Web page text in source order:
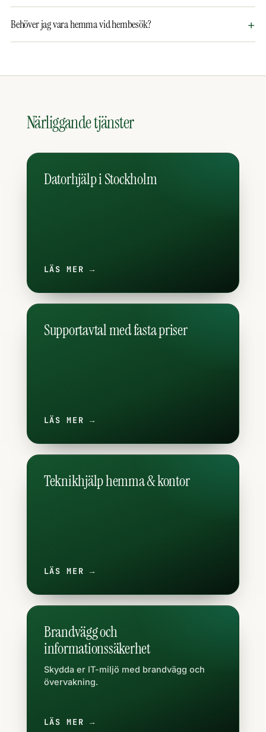
Behöver jag vara hemma vid hembesök?
Närliggande tjänster
Datorhjälp i Stockholm
LÄS MER →
Supportavtal med fasta priser
LÄS MER →
Teknikhjälp hemma & kontor
LÄS MER →
Brandvägg och
informationssäkerhet
Skydda er IT-miljö med brandvägg och
övervakning.
LÄS MER →